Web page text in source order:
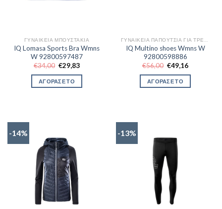
ΓΥΝΑΙΚΕΊΑ ΜΠΟΥΣΤΆΚΙΑ
IQ Lomasa Sports Bra Wmns
W 92800597487
€34,00 Original
price
was:
€34,00.
€29,83Η
τιμή
ΑΓΟΡΑΣΕ ΤΟ
IQ Multino shoes Wmns W
92800598886
€56,00 Original
price
was:
€56,00.
€49,16Η
τιμή
ΑΓΟΡΑΣΕ ΤΟ
-14% -13%